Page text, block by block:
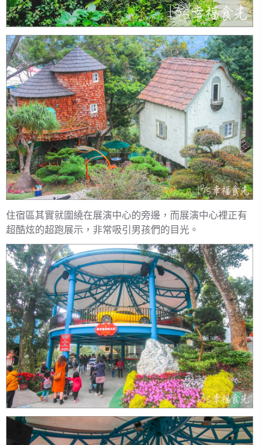
住宿區其實就圍繞在展演中心的旁邊，而展演中心裡正有
超酷炫的超跑展示，非常吸引男孩們的目光。